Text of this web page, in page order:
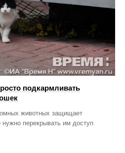
подкармливать
животных защищает
перекрывать им доступ